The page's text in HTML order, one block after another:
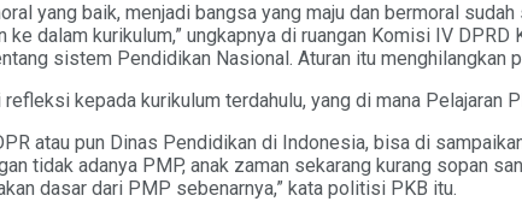
yang baik, menjadi bangsa yang maju dan bermoral
dalam kurikulum,” ungkapnya di ruangan Komisi IV
sistem Pendidikan Nasional. Aturan itu
kepada kurikulum terdahulu, yang di mana Pelajaran
atau pun Dinas Pendidikan di Indonesia, bisa di
tidak adanya PMP, anak zaman sekarang kurang sopan
dasar dari PMP sebenarnya,” kata politisi PKB itu.